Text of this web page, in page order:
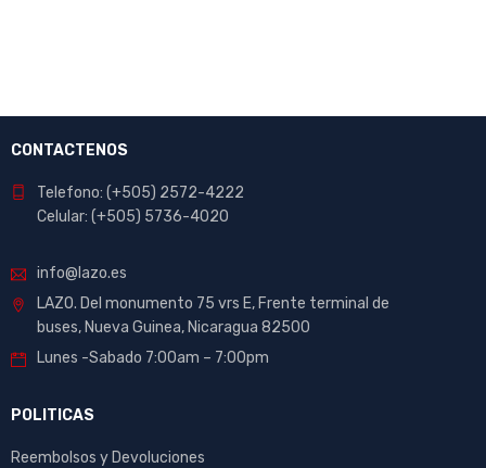
CONTACTENOS
Telefono: (+505) 2572-4222
Celular: (+505) 5736-4020
info@lazo.es
LAZO. Del monumento 75 vrs E, Frente terminal de
buses, Nueva Guinea, Nicaragua 82500
Lunes -Sabado 7:00am – 7:00pm
POLITICAS
Reembolsos y Devoluciones